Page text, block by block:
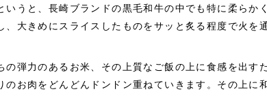
いうと、長崎ブランドの黒毛和牛の中でも特に柔らか
、大きめにスライスしたものをサッと炙る程度で火を
の弾力のあるお米、その上質なご飯の上に食感を出す
のお肉をどんどんドンドン重ねていきます。その上に